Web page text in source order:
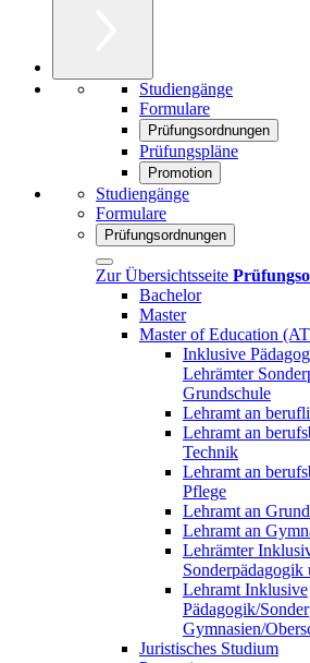
Studiengänge
Formulare
Prüfungsordnungen
Prüfungspläne
Promotion
Studiengänge
Formulare
Prüfungsordnungen
Zur Übersichtsseite
Bachelor
Master
Master of Education
Inklusive
Lehrämter
Grundschule
Lehramt an
Lehramt an
Technik
Lehramt an
Pflege
Lehramt an
Lehramt an
Lehrämter
Lehramt Inklusive
Pädagogik/
Gymnasien/
Juristisches Studium